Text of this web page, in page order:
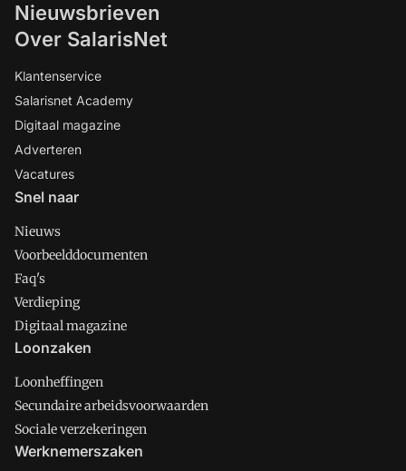
Nieuwsbrieven
Over SalarisNet
Klantenservice
Salarisnet Academy
Digitaal magazine
Adverteren
Vacatures
Snel naar
Nieuws
Voorbeelddocumenten
Faq's
Verdieping
Digitaal magazine
Loonzaken
Loonheffingen
Secundaire arbeidsvoorwaarden
Sociale verzekeringen
Werknemerszaken